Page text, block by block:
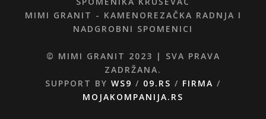
MIMI GRANIT - KAMENOREZAČKA RADNJA I
NADGROBNI SPOMENICI
© MIMI GRANIT 2023 | SVA PRAVA
ZADRŽANA.
SUPPORT BY WS9 / 09.RS / FIRMA /
MOJAKOMPANIJA.RS